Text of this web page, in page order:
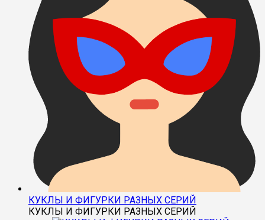
КУКЛЫ И ФИГУРКИ РАЗНЫХ СЕРИЙ
КУКЛЫ И ФИГУРКИ РАЗНЫХ СЕРИЙ